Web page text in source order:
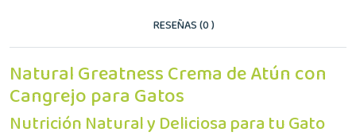
RESEÑAS (0 )
Natural Greatness Crema de Atún con
Cangrejo para Gatos
Nutrición Natural y Deliciosa para tu Gato